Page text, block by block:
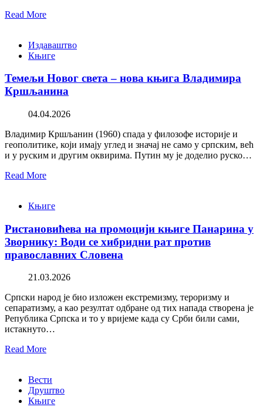
Read More
Издаваштво
Књиге
Темељи Новог света – нова књига Владимира
Кршљанина
04.04.2026
Владимир Кршљанин (1960) спада у филозофе историје и
геополитике, који имају углед и значај не само у српским, већ
и у руским и другим оквирима. Путин му је доделио руско…
Read More
Књиге
Ристановићева на промоцији књиге Панарина у
Зворнику: Води се хибридни рат против
православних Словена
21.03.2026
Српски народ је био изложен екстремизму, тероризму и
сепаратизму, а као резултат одбране од тих напада створена је
Република Српска и то у вријеме када су Срби били сами,
истакнуто…
Read More
Вести
Друштво
Књиге